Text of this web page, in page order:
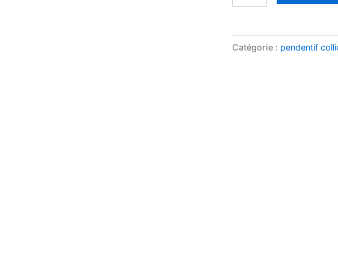
Catégorie : pendentif